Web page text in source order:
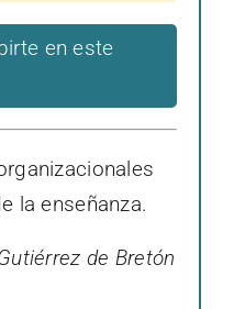
en este
la enseñanza.
de Bretón